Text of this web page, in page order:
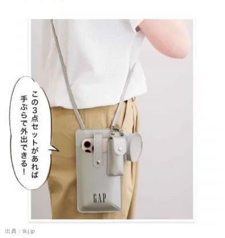
出典：tkj.jp